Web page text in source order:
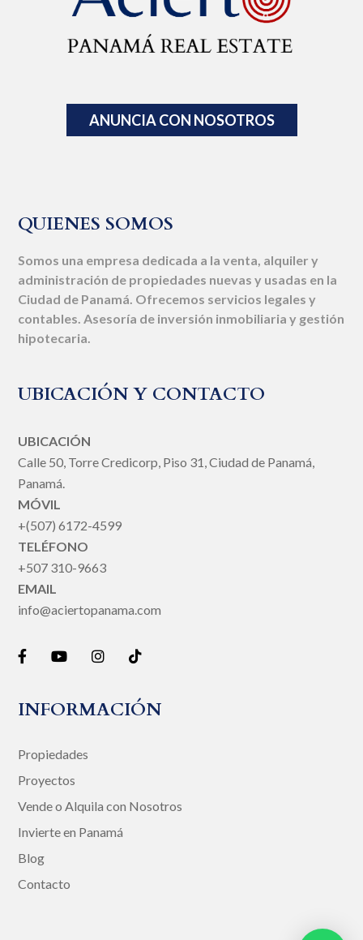
ANUNCIA CON NOSOTROS
QUIENES SOMOS
Somos una empresa dedicada a la venta, alquiler y
administración de propiedades nuevas y usadas en la
Ciudad de Panamá. Ofrecemos servicios legales y
contables. Asesoría de inversión inmobiliaria y gestión
hipotecaria.
UBICACIÓN Y CONTACTO
UBICACIÓN
Calle 50, Torre Credicorp, Piso 31, Ciudad de Panamá,
Panamá.
MÓVIL
+(507) 6172-4599
TELÉFONO
+507 310-9663
EMAIL
info@aciertopanama.com
INFORMACIÓN
Propiedades
Proyectos
Vende o Alquila con Nosotros
Invierte en Panamá
Blog
Contacto